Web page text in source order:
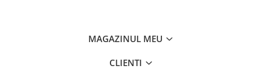
MAGAZINUL MEU
CLIENTI